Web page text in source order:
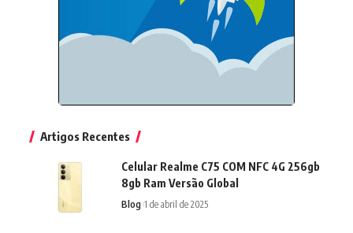
Artigos Recentes
Celular Realme C75 COM NFC 4G 256gb
8gb Ram Versão Global
Blog 1 de abril de 2025